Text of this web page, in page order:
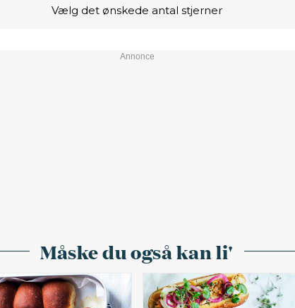
Vælg det ønskede antal stjerner
Måske du også kan li'